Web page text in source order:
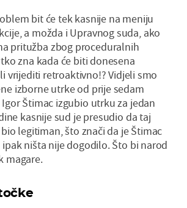
bit će tek kasnije na meniju
a možda i Upravnog suda, ako
pritužba zbog proceduralnih
zna kada će biti donesena
vrijediti retroaktivno!? Vidjeli smo
izborne utrke od prije sedam
Štimac izgubio utrku za jedan
kasnije sud je presudio da taj
legitiman, što znači da je Štimac
ipak ništa nije dogodilo. Što bi narod
magare.